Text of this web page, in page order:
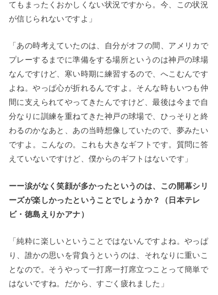
てもまったくおかしくない状況ですから。今、この状況
が信じられないですよ」
「あの時考えていたのは、自分がオフの間、アメリカで
プレーするまでに準備をする場所というのは神戸の球場
なんですけど、寒い時期に練習するので、へこむんです
よね。やっぱ心が折れるんですよ。そんな時もいつも仲
間に支えられてやってきたんですけど、最後は今まで自
分なりに訓練を重ねてきた神戸の球場で、ひっそりと終
わるのかなあと、あの当時想像していたので、夢みたい
ですよ。こんなの。これも大きなギフトです。質問に答
えていないですけど、僕からのギフトはないです」
ーー涙がなく笑顔が多かったというのは、この開幕シリ
ーズが楽しかったということでしょうか？（日本テレ
ビ・徳島えりかアナ）
「純粋に楽しいということではないんですよね。やっぱ
り、誰かの思いを背負うというのは、それなりに重いこ
となので。そうやって一打席一打席立つことって簡単で
はないですね。だから、すごく疲れました」